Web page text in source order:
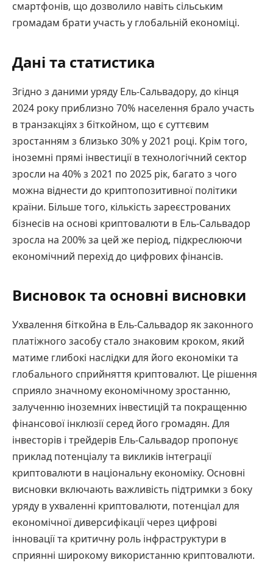
смартфонів, що дозволило навіть сільським
громадам брати участь у глобальній економіці.
Дані та статистика
Згідно з даними уряду Ель-Сальвадору, до кінця
2024 року приблизно 70% населення брало участь
в транзакціях з біткойном, що є суттєвим
зростанням з близько 30% у 2021 році. Крім того,
іноземні прямі інвестиції в технологічний сектор
зросли на 40% з 2021 по 2025 рік, багато з чого
можна віднести до криптопозитивної політики
країни. Більше того, кількість зареєстрованих
бізнесів на основі криптовалюти в Ель-Сальвадор
зросла на 200% за цей же період, підкреслюючи
економічний перехід до цифрових фінансів.
Висновок та основні висновки
Ухвалення біткойна в Ель-Сальвадор як законного
платіжного засобу стало знаковим кроком, який
матиме глибокі наслідки для його економіки та
глобального сприйняття криптовалют. Це рішення
сприяло значному економічному зростанню,
залученню іноземних інвестицій та покращенню
фінансової інклюзії серед його громадян. Для
інвесторів і трейдерів Ель-Сальвадор пропонує
приклад потенціалу та викликів інтеграції
криптовалюти в національну економіку. Основні
висновки включають важливість підтримки з боку
уряду в ухваленні криптовалюти, потенціал для
економічної диверсифікації через цифрові
інновації та критичну роль інфраструктури в
сприянні широкому використанню криптовалюти.